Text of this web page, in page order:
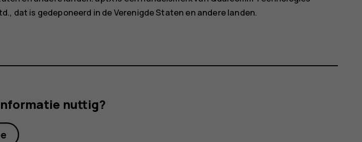
dat is gedeponeerd in de Verenigde Staten en andere landen.
nuttig?